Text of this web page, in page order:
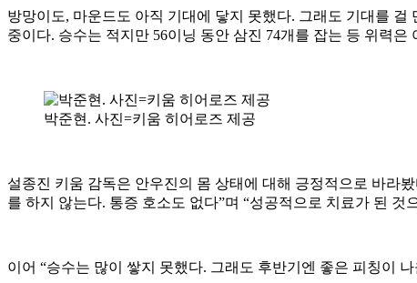
방망이도, 마운드도 아직 기대에 닿지 못했다. 그래도 기대를
중이다. 승수는 적지만 56이닝 동안 삼진 74개를 잡는 등 위력
박준현. 사진=키움 히어로즈 제공
설종진 키움 감독은 안우진의 몸 상태에 대해 긍정적으로 바라
를 하지 않는다. 통증 호소도 없다”며 “성공적으로 치료가 된 것
이어 “승수는 많이 쌓지 못했다. 그래도 후반기엔 좋은 피칭이